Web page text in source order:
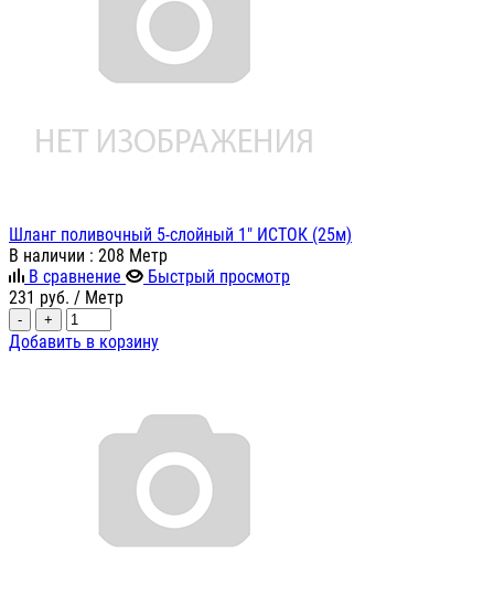
Шланг поливочный 5-слойный 1" ИСТОК (25м)
В наличии : 208 Метр
В сравнение
Быстрый просмотр
231 руб. / Метр
- +
Добавить в корзину